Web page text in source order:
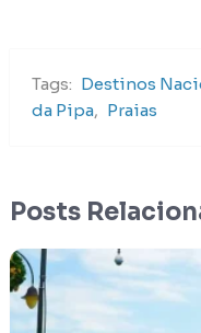
Tags: Destinos
da Pipa, Praias
Posts